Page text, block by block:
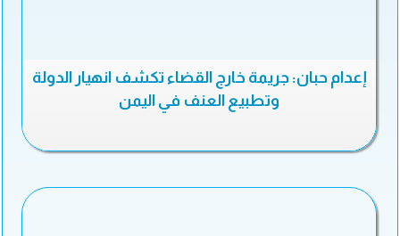
إعدام حبان: جريمة خارج القضاء تكشف انهيار الدولة
وتطبيع العنف في اليمن